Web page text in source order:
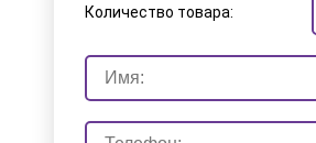
Количество товара: